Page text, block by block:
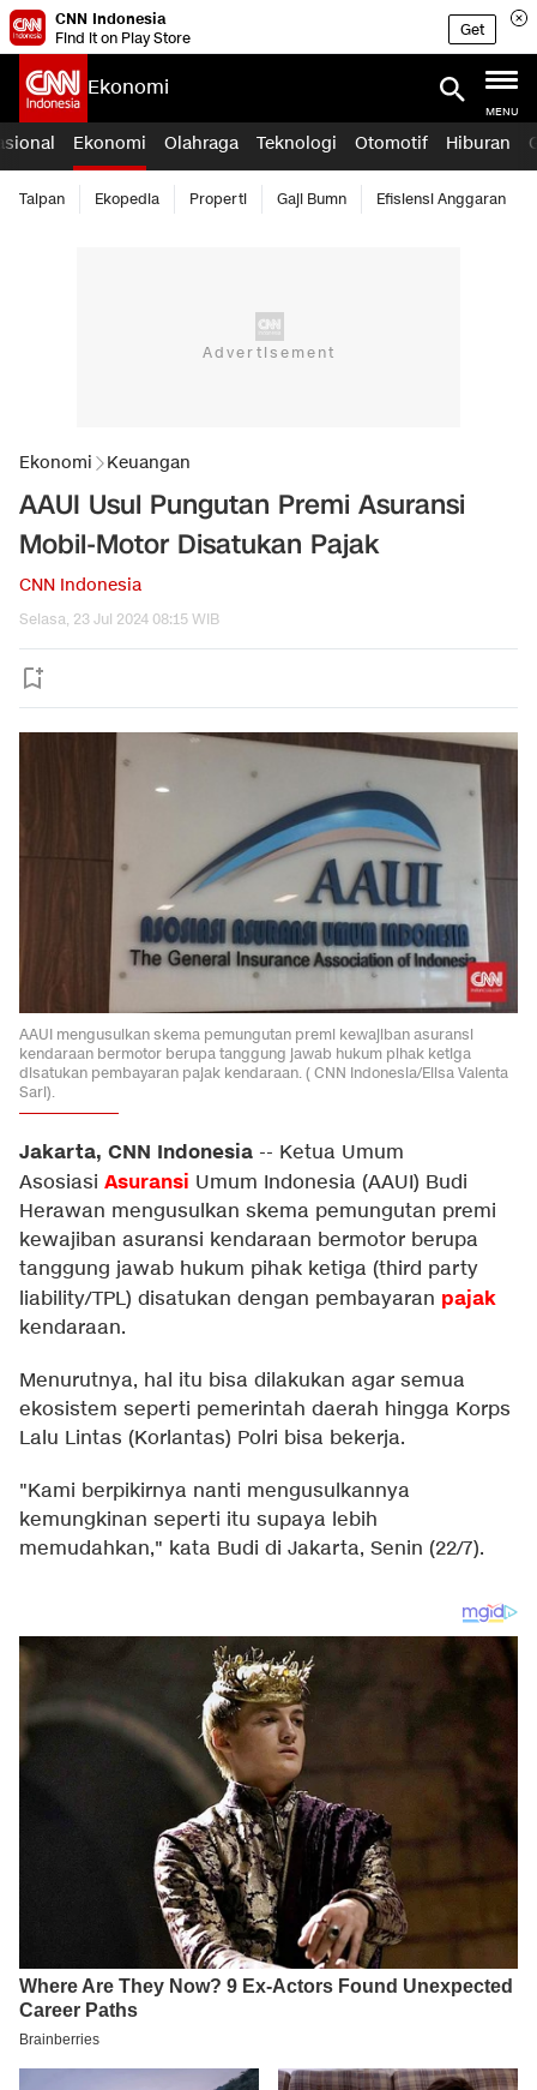
CNN Indonesia
Find it on Play Store
Get
Ekonomi
MENU
Ekonomi Olahraga Teknologi Otomotif Hiburan
Taipan Ekopedia Properti Gaji Bumn Efisiensi Anggaran
Ekonomi Keuangan
AAUI Usul Pungutan Premi Asuransi
Mobil-Motor Disatukan Pajak
CNN Indonesia
Selasa, 23 Jul 2024 08:15 WIB
AAUI mengusulkan skema pemungutan premi kewajiban asuransi
kendaraan bermotor berupa tanggung jawab hukum pihak ketiga
disatukan pembayaran pajak kendaraan. ( CNN Indonesia/Elisa Valenta
Sari).
Jakarta, CNN Indonesia -- Ketua Umum
Asosiasi Asuransi Umum Indonesia (AAUI) Budi
Herawan mengusulkan skema pemungutan premi
kewajiban asuransi kendaraan bermotor berupa
tanggung jawab hukum pihak ketiga (third party
liability/TPL) disatukan dengan pembayaran pajak
kendaraan.
Menurutnya, hal itu bisa dilakukan agar semua
ekosistem seperti pemerintah daerah hingga Korps
Lalu Lintas (Korlantas) Polri bisa bekerja.
"Kami berpikirnya nanti mengusulkannya
kemungkinan seperti itu supaya lebih
memudahkan," kata Budi di Jakarta, Senin (22/7).